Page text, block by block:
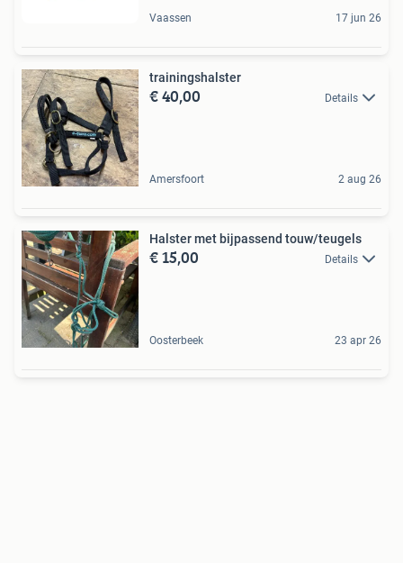
Vaassen 17 jun 26
trainingshalster
€ 40,00 Details
Amersfoort 2 aug 26
Halster met bijpassend touw/teugels
€ 15,00 Details
Oosterbeek 23 apr 26